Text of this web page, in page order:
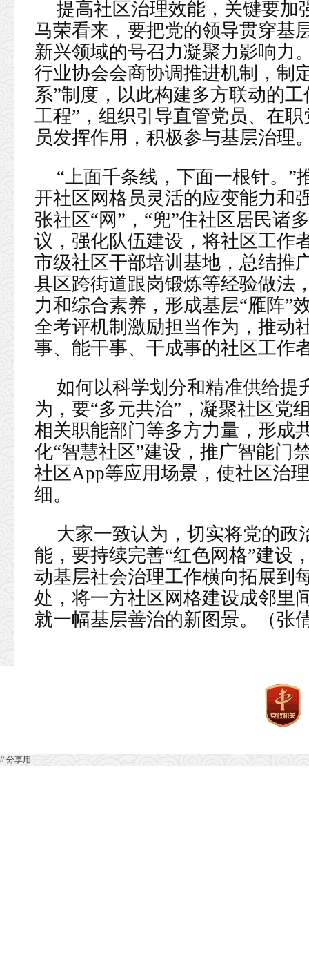
提高社区治理效能，关键要加
马荣看来，要把党的领导贯穿基
新兴领域的号召力凝聚力影响力
行业协会会商协调推进机制，制
系”制度，以此构建多方联动的
工程”，组织引导直管党员、在
员发挥作用，积极参与基层治理
“上面千条线，下面一根针。”
开社区网格员灵活的应变能力和
张社区“网”，“兜”住社区居民诸
议，强化队伍建设，将社区工作
市级社区干部培训基地，总结推
县区跨街道跟岗锻炼等经验做法
力和综合素养，形成基层“雁阵”
全考评机制激励担当作为，推动
事、能干事、干成事的社区工作
如何以科学划分和精准供给提
为，要“多元共治”，凝聚社区党
相关职能部门等多方力量，形成
化“智慧社区”建设，推广智能门
社区App等应用场景，使社区治
细。
大家一致认为，切实将党的政
能，要持续完善“红色网格”建设
动基层社会治理工作横向拓展到
处，将一方社区网格建设成邻里
就一幅基层善治的新图景。（张
// 分享用